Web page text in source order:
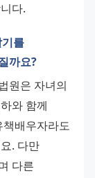
다.
를
까요?
원은 자녀의
와 함께
배우자라도
. 다만
다른